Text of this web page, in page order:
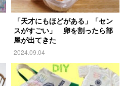
「天才にもほどがある」「セン
スがすごい」 卵を割ったら部
屋が出てきた
2024.09.04